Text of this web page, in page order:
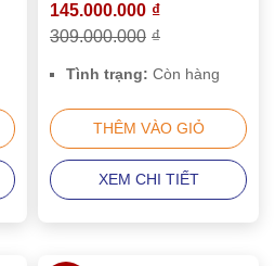
511.CO.1781.RX
145.000.000 ₫
309.000.000 ₫
Tình trạng: Còn hàng
THÊM VÀO GIỎ
XEM CHI TIẾT